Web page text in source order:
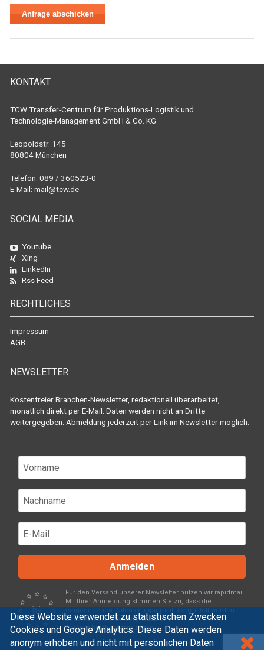
Diese Website verwendet zu statistischen Zwecken
Cookies und Google Analytics. Diese Daten werden
anonym erhoben und nicht mit persönlichen Daten
KONTAKT
TCW Transfer-Centrum für Produktions-Logistik und
Technologie-Management GmbH & Co. KG
Leopoldstr. 145
80804 München
Telefon: 089 / 360523-0
E-Mail: mail@tcw.de
SOCIAL MEDIA
Youtube
Xing
LinkedIn
Rss Feed
RECHTLICHES
Impressum
AGB
NEWSLETTER
Kostenfreier Branchen-Newsletter, redaktionell überarbeitet,
monatlich direkt per E-Mail. Daten werden nicht an Dritte
weitergegeben. Abmeldung jederzeit per Link im Newsletter möglich.
Anmelden
Für den Versand unserer Newsletter nutzen wir rapidmail.
Mit Ihrer Anmeldung stimmen Sie zu, dass die
eingegebenen Daten an rapidmail übermittelt werden.
Beachten Sie bitte derenAGBund
Datenschutzbestimmungen.